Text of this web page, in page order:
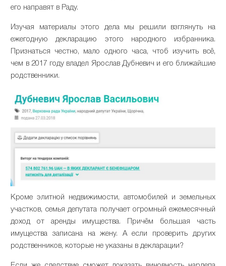
его направят в Раду.
Изучая материалы этого дела мы решили взглянуть
на
ежегодную
декларацию этого народного избранника.
Признаться
честно, мало одного часа, чтоб изучить всё,
чем в 2017 году владел Ярослав Дубневич и его ближайшие
родственники.
Кроме элитной недвижимости, автомобилей и
земельных
участков, семья депутата получает огромный ежемесячный
доход от аренды имущества. Причём большая часть
имущества записана на жену. А если проверить других
родственников, которые не указаны в декларации?